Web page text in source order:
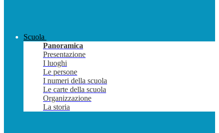
Scuola
Panoramica
Presentazione
I luoghi
Le persone
I numeri della scuola
Le carte della scuola
Organizzazione
La storia